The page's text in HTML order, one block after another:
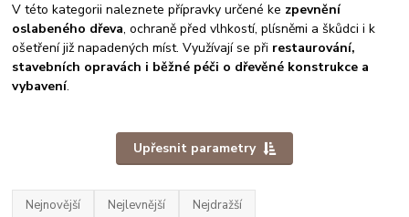
V této kategorii naleznete přípravky určené ke zpevnění
oslabeného dřeva, ochraně před vlhkostí, plísněmi a škůdci i k
ošetření již napadených míst. Využívají se při restaurování,
stavebních opravách i běžné péči o dřevěné konstrukce a
vybavení.
Upřesnit parametry
Nejnovější Nejlevnější Nejdražší